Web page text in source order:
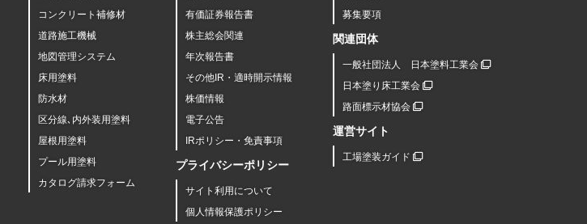
コンクリート補修材
道路施工機械
地図管理システム
床用塗料
防水材
区分線､内外装用塗料
屋根用塗料
プール用塗料
カタログ請求フォーム
有価証券報告書
株主総会関連
年次報告書
その他IR・適時開示情報
株価情報
電子公告
IRポリシー・免責事項
プライバシーポリシー
サイト利用について
個人情報保護ポリシー
募集要項
関連団体
一般社団法人 日本塗料工業会
日本塗り床工業会
路面標示材協会
運営サイト
工場塗装ガイド